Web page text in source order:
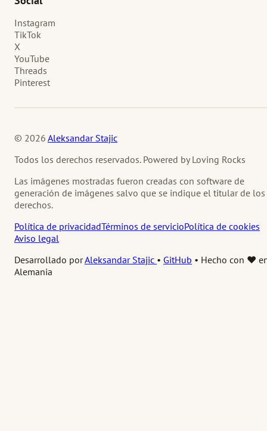
Instagram
TikTok
X
YouTube
Threads
Pinterest
© 2026 Aleksandar Stajic
Todos los derechos reservados. Powered by Loving Rocks
Las imágenes mostradas fueron creadas con software de
generación de imágenes salvo que se indique el titular de los
derechos.
Política de privacidadTérminos de servicioPolítica de cookies
Aviso legal
Desarrollado porAleksandar Stajic • GitHub • Hecho con ❤️
Alemania